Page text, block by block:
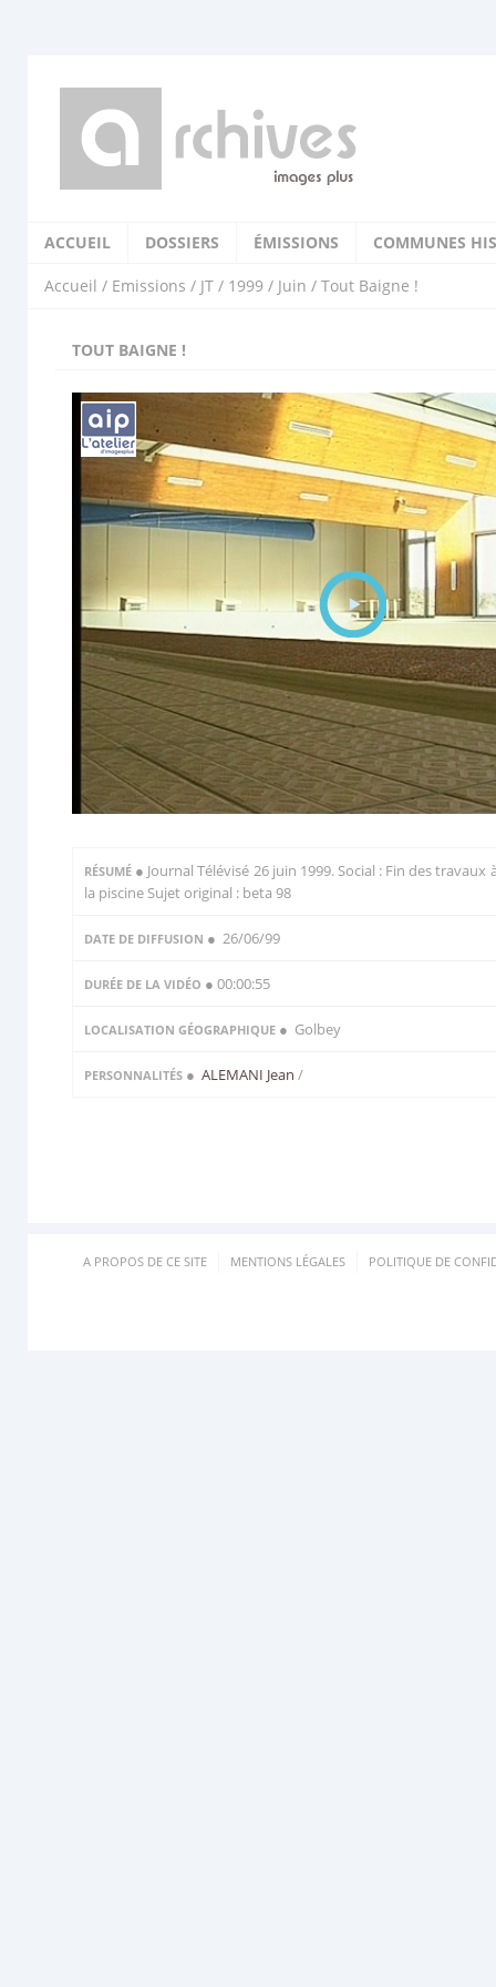
ACCUEIL DOSSIERS ÉMISSIONS COMMUNES
Accueil / Emissions / JT / 1999 / Juin / Tout Baigne !
TOUT BAIGNE !
RÉSUMÉ ● Journal Télévisé 26 juin 1999. Social : Fin des travaux
la piscine Sujet original : beta 98
DATE DE DIFFUSION ● 26/06/99
DURÉE DE LA VIDÉO ● 00:00:55
LOCALISATION GÉOGRAPHIQUE ● Golbey
PERSONNALITÉS ● ALEMANI Jean /
A PROPOS DE CE SITE MENTIONS LÉGALES POLITIQUE DE